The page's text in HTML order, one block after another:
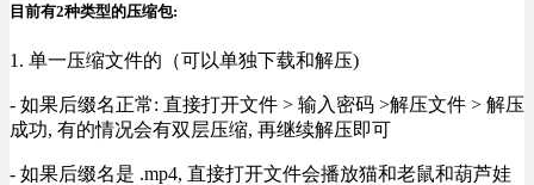
目前有2种类型的压缩包:
1. 单一压缩文件的（可以单独下载和解压)
- 如果后缀名正常: 直接打开文件 > 输入密码 >解压文件 > 解压
成功, 有的情况会有双层压缩, 再继续解压即可
- 如果后缀名是 .mp4, 直接打开文件会播放猫和老鼠和葫芦娃